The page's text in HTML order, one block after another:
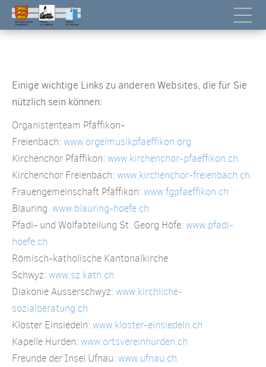
Einige wichtige Links zu anderen Websites, die für Sie
nützlich sein können:
Organistenteam Pfäffikon-
Freienbach: www.orgelmusikpfaeffikon.org
Kirchenchor Pfäffikon: www.kirchenchor-pfaeffikon.ch
Kirchenchor Freienbach: www.kirchenchor-freienbach.ch
Frauengemeinschaft Pfäffikon: www.fgpfaeffikon.ch
Blauring www.blauring-hoefe.ch
Pfadi- und Wölfabteilung St. Georg Höfe: www.pfadi-
hoefe.ch
Römisch-katholische Kantonalkirche
Schwyz: www.sz.kath.ch
Diakonie Ausserschwyz: www.kirchliche-
sozialberatung.ch
Kloster Einsiedeln: www.kloster-einsiedeln.ch
Kapelle Hurden: www.ortsvereinhurden.ch
Freunde der Insel Ufnau: www.ufnau.ch